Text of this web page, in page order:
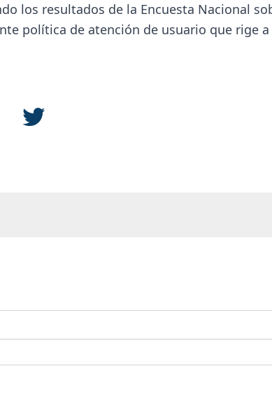
los resultados de la Encuesta Nacional
política de atención de usuario que rige